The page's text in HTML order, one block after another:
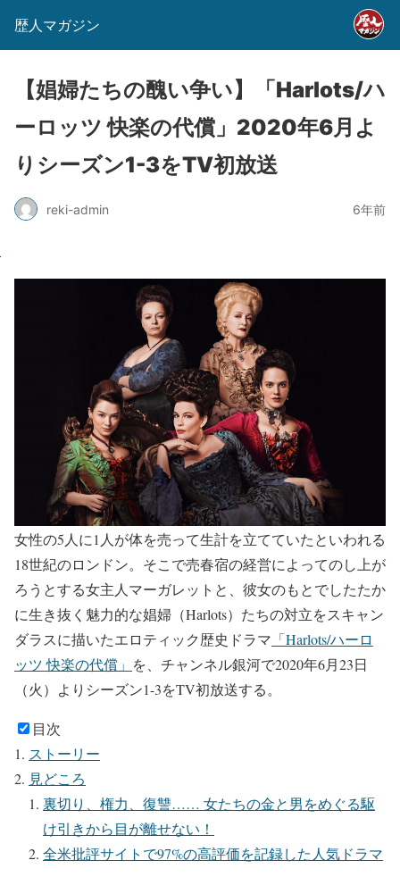
歴人マガジン
【娼婦たちの醜い争い】「Harlots/ハ
ーロッツ 快楽の代償」2020年6月よ
りシーズン1-3をTV初放送
reki-admin 6年前
女性の5人に1人が体を売って生計を立てていたといわれる
18世紀のロンドン。そこで売春宿の経営によってのし上が
ろうとする女主人マーガレットと、彼女のもとでしたたか
に生き抜く魅力的な娼婦（Harlots）たちの対立をスキャン
ダラスに描いたエロティック歴史ドラマ 「Harlots/ハーロ
ッツ 快楽の代償」 を、チャンネル銀河で2020年6月23日
（火）よりシーズン1-3をTV初放送する。
目次
ストーリー
見どころ
裏切り、権力、復讐…… 女たちの金と男をめぐる駆
け引きから目が離せない！
全米批評サイトで97%の高評価を記録した人気ドラマ